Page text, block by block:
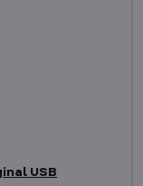
USB